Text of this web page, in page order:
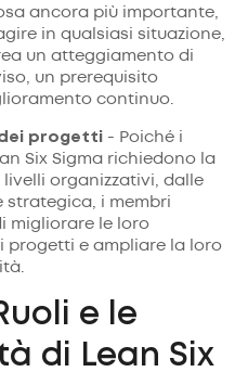
ancora più importante,
in qualsiasi situazione,
un atteggiamento di
un prerequisito
continuo.
progetti - Poiché i
Six Sigma richiedono la
organizzativi, dalle
strategica, i membri
migliorare le loro
progetti e ampliare la loro
e le
di Lean Six